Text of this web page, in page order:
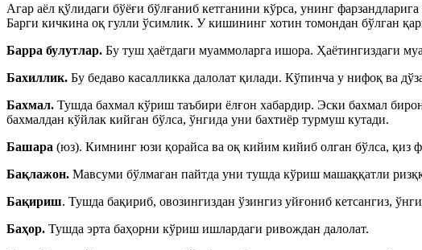
Агар аёл қўлидаги бўёғи бўлғаниб кетганини кўрса, унинг фарзандларига
Барги кичкина оқ гулли ўсимлик. У кишининг хотин томондан бўлган
Барра булутлар. Бу туш ҳаётдаги муаммоларга ишора. Ҳаётингиздаги
Бахиллик. Бу бедаво касалликка далолат қилади. Кўпинча у нифоқ ва
Бахмал. Тушда бахмал кўриш таъбири ёлғон хабардир. Эски бахмал
бахмалдан кўйлак кийган бўлса, ўнгида уни бахтиёр турмуш кутади.
Башара (юз). Кимнинг юзи қорайса ва оқ кийим кийиб олган бўлса, қиз
Бақлажон. Мавсуми бўлмаган пайтда уни тушда кўриш машаққатли
Бақириш. Тушда бақириб, овозингиздан ўзингиз уйғониб кетсангиз,
Баҳор. Тушда эрта баҳорни кўриш ишлардаги ривождан далолат.